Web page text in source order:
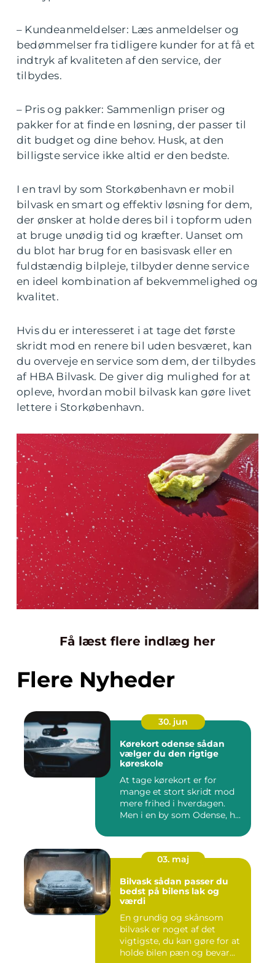
– Kundeanmeldelser: Læs anmeldelser og
bedømmelser fra tidligere kunder for at få et
indtryk af kvaliteten af den service, der
tilbydes.
– Pris og pakker: Sammenlign priser og
pakker for at finde en løsning, der passer til
dit budget og dine behov. Husk, at den
billigste service ikke altid er den bedste.
I en travl by som Storkøbenhavn er mobil
bilvask en smart og effektiv løsning for dem,
der ønsker at holde deres bil i topform uden
at bruge unødig tid og kræfter. Uanset om
du blot har brug for en basisvask eller en
fuldstændig bilpleje, tilbyder denne service
en ideel kombination af bekvemmelighed og
kvalitet.
Hvis du er interesseret i at tage det første
skridt mod en renere bil uden besværet, kan
du overveje en service som dem, der tilbydes
af HBA Bilvask. De giver dig mulighed for at
opleve, hvordan mobil bilvask kan gøre livet
lettere i Storkøbenhavn.
Få læst flere indlæg her
Flere Nyheder
30. jun
Kørekort odense sådan
vælger du den rigtige
køreskole
At tage kørekort er for
mange et stort skridt mod
mere frihed i hverdagen.
Men i en by som Odense, h...
03. maj
Bilvask sådan passer du
bedst på bilens lak og
værdi
En grundig og skånsom
bilvask er noget af det
vigtigste, du kan gøre for at
holde bilen pæn og bevar...